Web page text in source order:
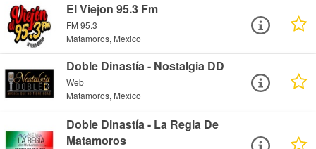
El Viejon 95.3 Fm
FM 95.3
Matamoros, Mexico
Doble Dinastía - Nostalgia DD
Web
Matamoros, Mexico
Doble Dinastía - La Regia De
Matamoros